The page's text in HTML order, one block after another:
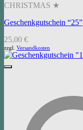
CHRISTMAS ★
Geschenkgutschein “25”
25,00 €
zzgl. Versandkosten